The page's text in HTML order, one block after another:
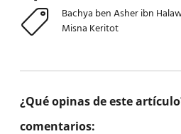
Bachya ben Asher ibn
Misna Keritot
¿Qué opinas de este
comentarios: